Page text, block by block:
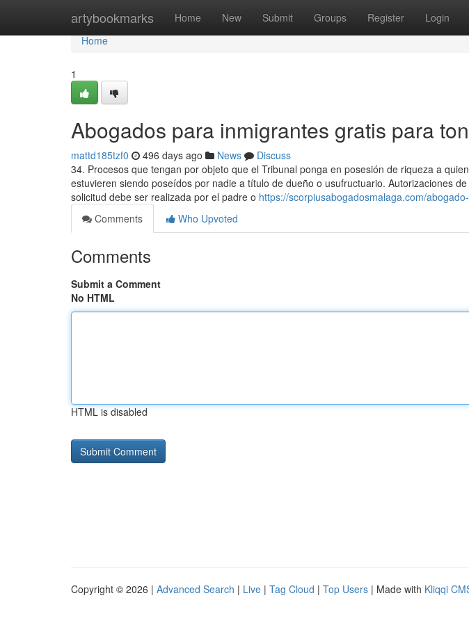
artybookmarks Home New Submit Groups Register Login
Home
Home
1
Abogados para inmigrantes gratis para
mattd185tzf0 496 days ago News
Discuss
34. Procesos que tengan por objeto que el Tribunal ponga en posesión de riqueza a
estuvieren siendo poseídos por nadie a título de dueño o usufructuario. Autorizaciones
solicitud debe ser realizada por el padre o https://scorpiusabogadosmalaga.com/
Comments
Who Upvoted
Comments
Submit a Comment
No HTML
HTML is disabled
Copyright © 2026 | Advanced Search | Live | Tag Cloud | Top Users | Made with Kliqqi